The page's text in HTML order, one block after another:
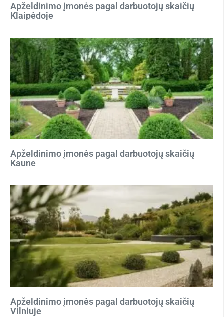
Apželdinimo įmonės pagal darbuotojų skaičių
Klaipėdoje
Apželdinimo įmonės pagal darbuotojų skaičių
Kaune
Apželdinimo įmonės pagal darbuotojų skaičių
Vilniuje